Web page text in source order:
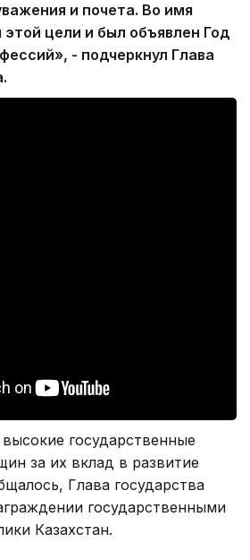
и почета. Во имя
цели и был объявлен Год
- подчеркнул Глава
государственные
за их вклад в развитие
Глава государства
государственными
Казахстан.